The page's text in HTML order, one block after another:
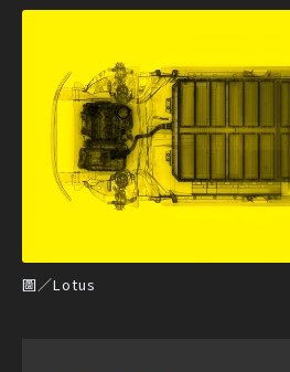
圖／Lotus